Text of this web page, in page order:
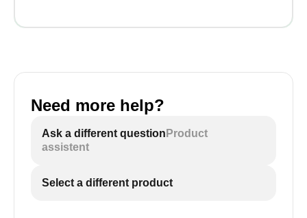
Need more help?
Ask a different question Product
assistent
Select a different product